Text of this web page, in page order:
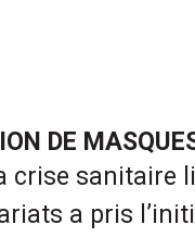
DE
crise sanitaire
a pris